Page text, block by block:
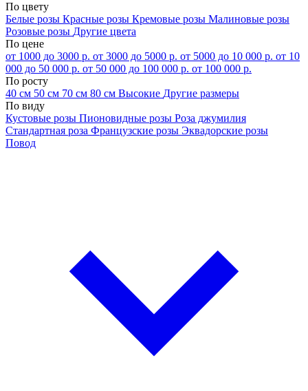
По цвету
Белые розы Красные розы Кремовые розы Малиновые розы
Розовые розы Другие цвета
По цене
от 1000 до 3000 р. от 3000 до 5000 р. от 5000 до 10 000 р. от 10
000 до 50 000 р. от 50 000 до 100 000 р. от 100 000 р.
По росту
40 см 50 см 70 см 80 см Высокие Другие размеры
По виду
Кустовые розы Пионовидные розы Роза джумилия
Стандартная роза Французские розы Эквадорские розы
Повод